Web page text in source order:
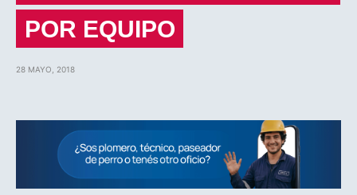
POR EQUIPO
28 MAYO, 2018